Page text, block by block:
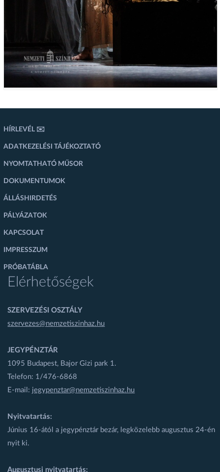
HÍRLEVÉL ✉️
ADATKEZELÉSI TÁJÉKOZTATÓ
NYOMTATHATÓ MŰSOR
DOKUMENTUMOK
ÁLLÁSHIRDETÉS
PÁLYÁZATOK
KAPCSOLAT
IMPRESSZUM
PRÓBATÁBLA
Elérhetőségek
SZERVEZÉSI OSZTÁLY
szervezes@nemzetiszinhaz.hu
JEGYPÉNZTÁR
1095 Budapest, Bajor Gizi park 1.
Telefon: 1/476-6868
E-mail: jegypenztar@nemzetiszinhaz.hu
Nyitvatartás:
Június 16-ától a jegypénztár bezár, legközelebb augusztus 24-én
nyit ki.
Augusztusi nyitvatartás: